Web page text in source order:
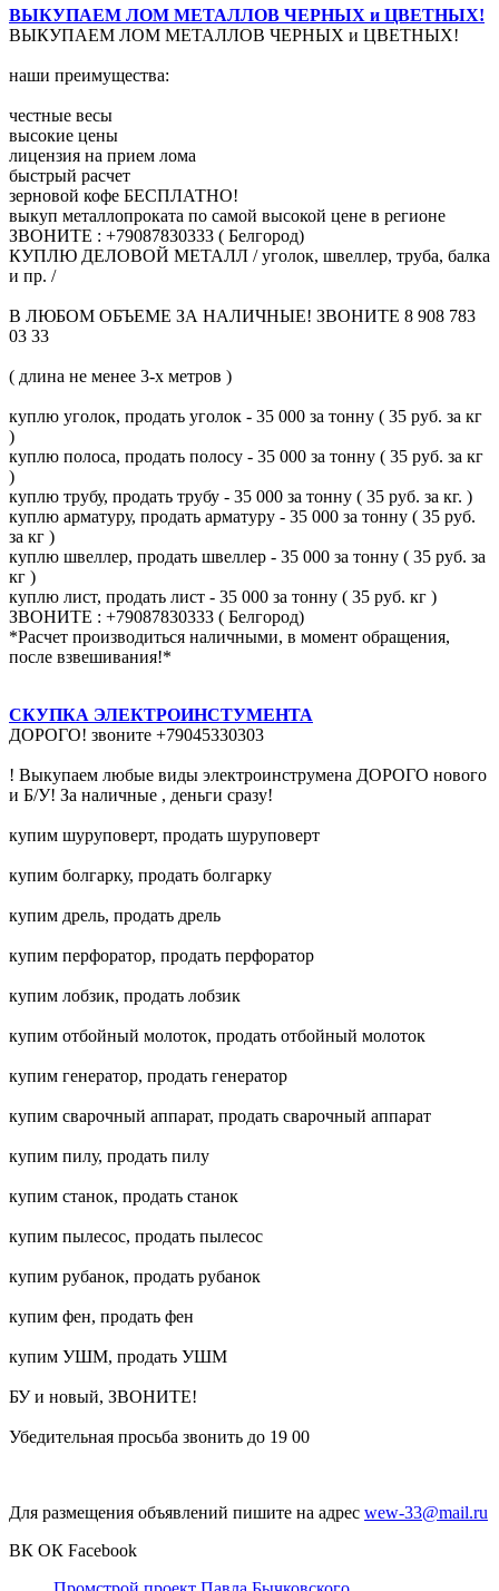
ВЫКУПАЕМ ЛОМ МЕТАЛЛОВ ЧЕРНЫХ и ЦВЕТНЫХ!
ВЫКУПАЕМ ЛОМ МЕТАЛЛОВ ЧЕРНЫХ и ЦВЕТНЫХ!
наши преимущества:
честные весы
высокие цены
лицензия на прием лома
быстрый расчет
зерновой кофе БЕСПЛАТНО!
выкуп металлопроката по самой высокой цене в регионе
ЗВОНИТЕ : +79087830333 ( Белгород)
КУПЛЮ ДЕЛОВОЙ МЕТАЛЛ / уголок, швеллер, труба, балка
и пр. /
В ЛЮБОМ ОБЪЕМЕ ЗА НАЛИЧНЫЕ! ЗВОНИТЕ 8 908 783
03 33
( длина не менее 3-х метров )
куплю уголок, продать уголок - 35 000 за тонну ( 35 руб. за кг
)
куплю полоса, продать полосу - 35 000 за тонну ( 35 руб. за кг
)
куплю трубу, продать трубу - 35 000 за тонну ( 35 руб. за кг. )
куплю арматуру, продать арматуру - 35 000 за тонну ( 35 руб.
за кг )
куплю швеллер, продать швеллер - 35 000 за тонну ( 35 руб. за
кг )
куплю лист, продать лист - 35 000 за тонну ( 35 руб. кг )
ЗВОНИТЕ : +79087830333 ( Белгород)
*Расчет производиться наличными, в момент обращения,
после взвешивания!*
СКУПКА ЭЛЕКТРОИНСТУМЕНТА
ДОРОГО! звоните +79045330303
! Выкупаем любые виды электроинструмена ДОРОГО нового
и Б/У! За наличные , деньги сразу!
купим шуруповерт, продать шуруповерт
купим болгарку, продать болгарку
купим дрель, продать дрель
купим перфоратор, продать перфоратор
купим лобзик, продать лобзик
купим отбойный молоток, продать отбойный молоток
купим генератор, продать генератор
купим сварочный аппарат, продать сварочный аппарат
купим пилу, продать пилу
купим станок, продать станок
купим пылесос, продать пылесос
купим рубанок, продать рубанок
купим фен, продать фен
купим УШМ, продать УШМ
БУ и новый, ЗВОНИТЕ!
Убедительная просьба звонить до 19 00
Для размещения объявлений пишите на адрес wew-33@mail.ru
ВК ОК Facebook